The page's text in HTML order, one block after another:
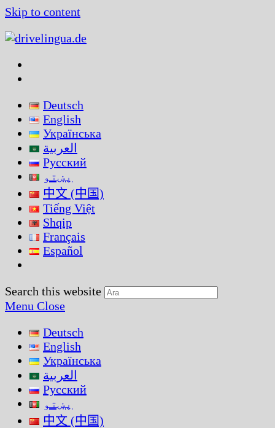
Skip to content
Deutsch
English
Українська
العربية
Русский
پښتو
中文 (中国)
Tiếng Việt
Shqip
Français
Español
Search this website
Menu Close
Deutsch
English
Українська
العربية
Русский
پښتو
中文 (中国)